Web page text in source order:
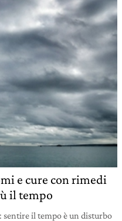
e cure con rimedi
il tempo
sentire il tempo è un disturbo